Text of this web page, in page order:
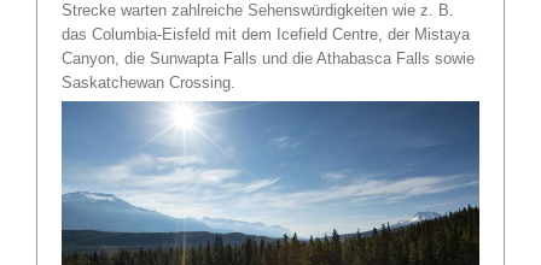
Strecke warten zahlreiche Sehenswürdigkeiten wie z. B.
das Columbia-Eisfeld mit dem Icefield Centre, der Mistaya
Canyon, die Sunwapta Falls und die Athabasca Falls sowie
Saskatchewan Crossing.